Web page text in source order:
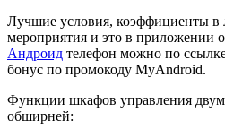
Лучшие условия, коэффициенты в
мероприятия и это в приложении
Андроид телефон можно по
бонус по промокоду MyAndroid.
Функции шкафов управления
обширней: